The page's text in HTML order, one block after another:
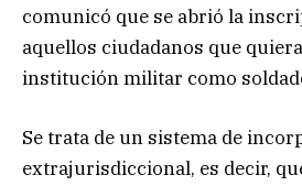
comunicó que se abrió la
aquellos ciudadanos que
institución militar como
Se trata de un sistema de
extrajurisdiccional, es decir,